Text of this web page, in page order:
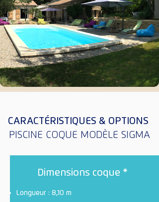
CARACTÉRISTIQUES & OPTIONS
PISCINE COQUE MODÈLE SIGMA
Dimensions coque *
Longueur : 8,10 m